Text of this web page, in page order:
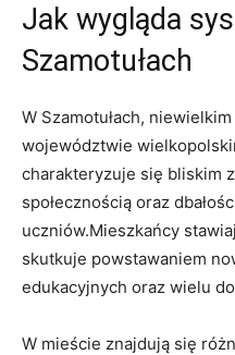
Jak wygląda
Szamotułach
W Szamotułach,
województwie
charakteryzuje się bliskim
społecznością oraz
uczniów.Mieszkańcy
skutkuje powstawaniem
edukacyjnych oraz wielu
W mieście znajdują się